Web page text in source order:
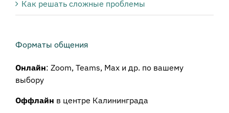
Как решать сложные проблемы
Форматы общения
Онлайн: Zoom, Teams, Max и др. по вашему
выбору
Оффлайн в центре Калининграда